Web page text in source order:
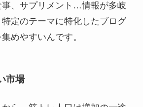
事、サプリメント…情報が多岐
定のテーマに特化したブログ
めやすいんです。
市場